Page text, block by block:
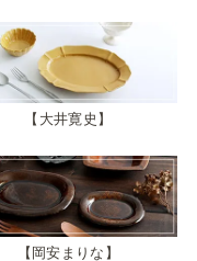
大井寛史
岡安まりな